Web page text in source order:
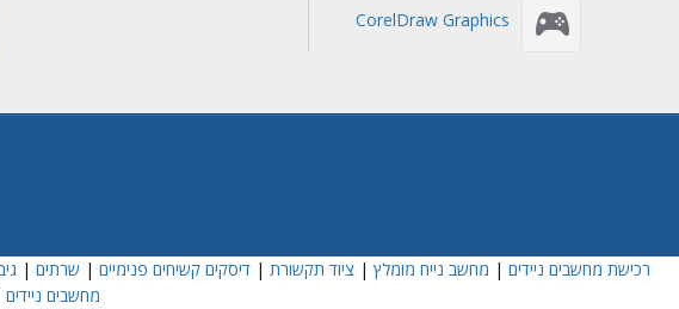
CorelDraw Graphics
רכישת מחשבים ניידים | מחשב נייח מומלץ | ציוד תקשורת |דיסקים קשיחים פנימיים | שרתים |
מחשבים ניידים